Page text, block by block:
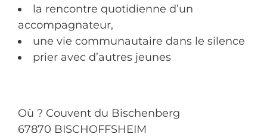
la rencontre quotidienne d’un
accompagnateur,
une vie communautaire dans le silence
prier avec d’autres jeunes
Où ? Couvent du Bischenberg
67870 BISCHOFFSHEIM